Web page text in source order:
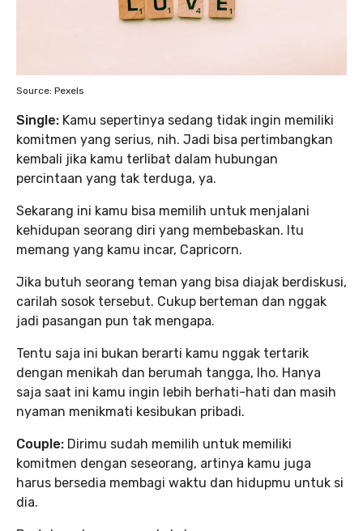
Source: Pexels
Single: Kamu sepertinya sedang tidak ingin memiliki
komitmen yang serius, nih. Jadi bisa pertimbangkan
kembali jika kamu terlibat dalam hubungan
percintaan yang tak terduga, ya.
Sekarang ini kamu bisa memilih untuk menjalani
kehidupan seorang diri yang membebaskan. Itu
memang yang kamu incar, Capricorn.
Jika butuh seorang teman yang bisa diajak berdiskusi,
carilah sosok tersebut. Cukup berteman dan nggak
jadi pasangan pun tak mengapa.
Tentu saja ini bukan berarti kamu nggak tertarik
dengan menikah dan berumah tangga, lho. Hanya
saja saat ini kamu ingin lebih berhati-hati dan masih
nyaman menikmati kesibukan pribadi.
Couple: Dirimu sudah memilih untuk memiliki
komitmen dengan seseorang, artinya kamu juga
harus bersedia membagi waktu dan hidupmu untuk si
dia.